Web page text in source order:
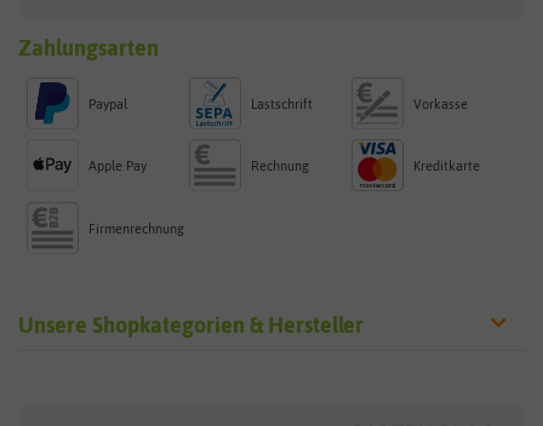
Zahlungsarten
Paypal Lastschrift Vorkasse
Apple Pay Rechnung Kreditkarte
Firmenrechnung
Unsere Shopkategorien & Hersteller